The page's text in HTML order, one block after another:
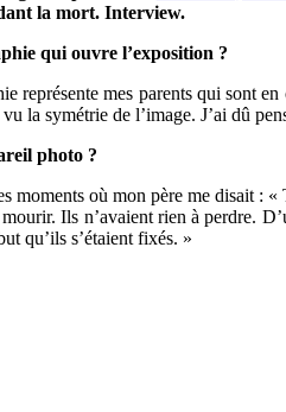
la mort. Interview.
qui ouvre l’exposition ?
représente mes parents qui sont
la symétrie de l’image. J’ai dû
photo ?
moments où mon père me disait :
Ils n’avaient rien à perdre.
qu’ils s’étaient fixés. »